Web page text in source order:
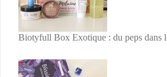
Biotyfull Box Exotique : du peps dans